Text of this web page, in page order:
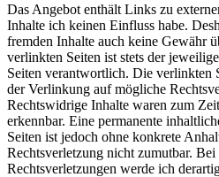
Das Angebot enthält Links zu
Inhalte ich keinen Einfluss habe.
fremden Inhalte auch keine Gewähr
verlinkten Seiten ist stets der
Seiten verantwortlich. Die verlinkten
der Verlinkung auf mögliche
Rechtswidrige Inhalte waren zum
erkennbar. Eine permanente
Seiten ist jedoch ohne konkrete
Rechtsverletzung nicht zumutbar.
Rechtsverletzungen werde ich